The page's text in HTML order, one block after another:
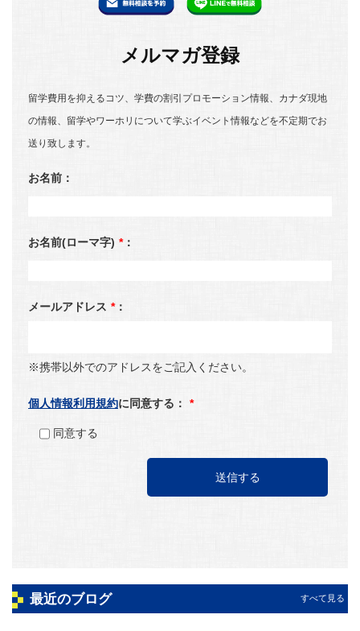
メルマガ登録
留学費用を抑えるコツ、学費の割引プロモーション情報、カナダ現地
の情報、留学やワーホリについて学ぶイベント情報などを不定期でお
送り致します。
お名前：
お名前(ローマ字) *：
メールアドレス *：
※携帯以外でのアドレスをご記入ください。
個人情報利用規約に同意する： *
同意する
最近のブログ すべて見る